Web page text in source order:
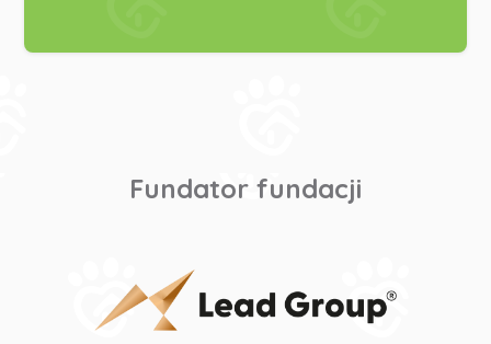
Fundator fundacji